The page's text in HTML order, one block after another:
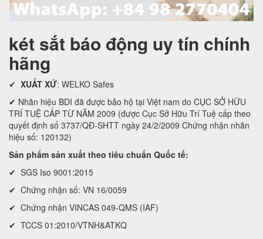
két sắt báo động uy tín chính
hãng
✔ XUẤT XỨ: WELKO Safes
✔ Nhãn hiệu BDI đã được bảo hộ tại Việt nam do CỤC SỞ HỮU
TRÍ TUỆ CẤP TỪ NĂM 2009 (được Cục Sở Hữu Trí Tuệ cấp theo
quyết định số 3737/QĐ-SHTT ngày 24/2/2009 Chứng nhận nhãn
hiệu số: 120132)
Sản phẩm sản xuất theo tiêu chuẩn Quốc tế:
✔ SGS Iso 9001:2015
✔ Chứng nhận số: VN 16/0059
✔ Chứng nhận VINCAS 049-QMS (IAF)
✔ TCCS 01:2010/VTNH&ATKQ